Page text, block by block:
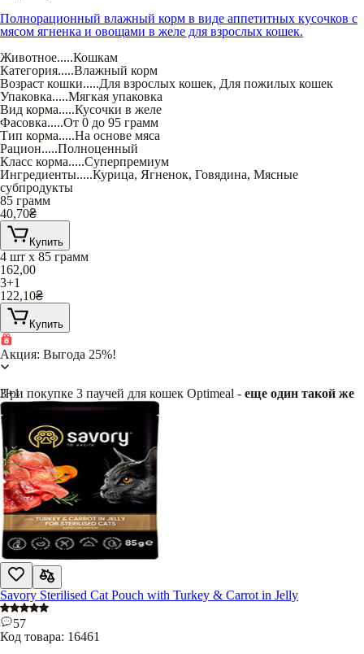
Полнорационный влажный корм в виде аппетитных кусочков с
мясом ягненка и овощами в желе для взрослых кошек.
Животное.....Кошкам
Категория.....Влажный корм
Возраст кошки.....Для взрослых кошек, Для пожилых кошек
Упаковка.....Мягкая упаковка
Вид корма.....Кусочки в желе
Фасовка.....От 0 до 95 грамм
Тип корма.....На основе мяса
Рацион.....Полноценный
Класс корма.....Суперпремиум
Ингредиенты.....Курица, Ягненок, Говядина, Мясные
субпродукты
85 грамм
40,70₴
Купить
4 шт х 85 грамм
162,00
3+1
122,10₴
Купить
Акция: Выгода 25%!
При покупке 3 паучей для кошек Optimeal - еще один такой же
в подарок!
3+1
Savory Sterilised Cat Pouch with Turkey & Carrot in Jelly
57
Код товара: 16461